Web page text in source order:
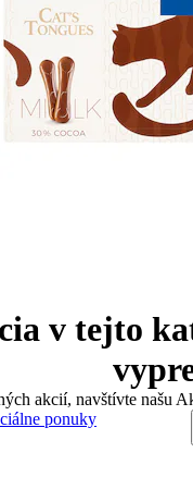
v tejto
akcií, navštívte našu
ponuky